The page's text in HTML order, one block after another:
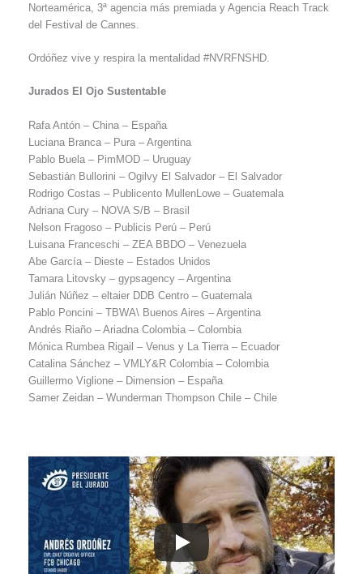
Norteamérica, 3ª agencia más premiada y Agencia Reach Track
del Festival de Cannes.
Ordóñez vive y respira la mentalidad #NVRFNSHD.
Jurados El Ojo Sustentable
Rafa Antón – China – España
Luciana Branca – Pura – Argentina
Pablo Buela – PimMOD – Uruguay
Sebastián Bullorini – Ogilvy El Salvador – El Salvador
Rodrigo Costas – Publicento MullenLowe – Guatemala
Adriana Cury – NOVA S/B – Brasil
Nelson Fragoso – Publicis Perú – Perú
Luisana Franceschi – ZEA BBDO – Venezuela
Abe García – Dieste – Estados Unidos
Tamara Litovsky – gypsagency – Argentina
Julián Núñez – eltaier DDB Centro – Guatemala
Pablo Poncini – TBWA\ Buenos Aires – Argentina
Andrés Riaño – Ariadna Colombia – Colombia
Mónica Rumbea Rigail – Venus y La Tierra – Ecuador
Catalina Sánchez – VMLY&R Colombia – Colombia
Guillermo Viglione – Dimension – España
Samer Zeidan – Wunderman Thompson Chile – Chile